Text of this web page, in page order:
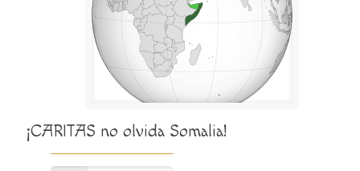
¡CARITAS no olvida Somalia!